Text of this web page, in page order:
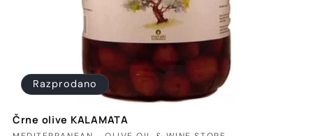
Razprodano
Črne olive KALAMATA